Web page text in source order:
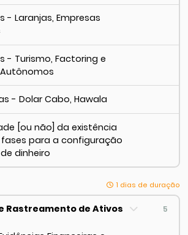
- Laranjas, Empresas
- Turismo, Factoring e
- Dolar Cabo, Hawala
[ou não] da existência
para a configuração
dinheiro
1 dias de duração
Rastreamento de Ativos 5